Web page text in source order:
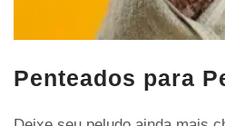
Penteados para